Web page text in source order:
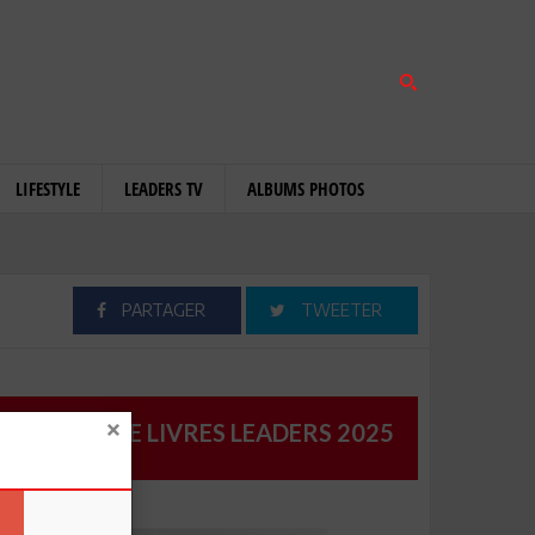
LIFESTYLE LEADERS TV ALBUMS PHOTOS
PARTAGER TWEETER
CATALOGUE LIVRES LEADERS 2025